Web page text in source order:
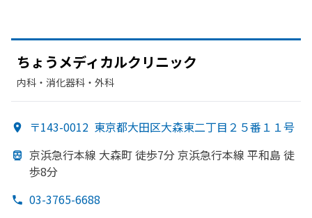
ちょうメディカルクリニック
内科・​消化器科・​外科
〒143-0012 東京都大田区大森東二丁目２５番１１号
京浜急行本線 大森町 徒歩7分 京浜急行本線 平和島 徒
歩8分
03-3765-6688